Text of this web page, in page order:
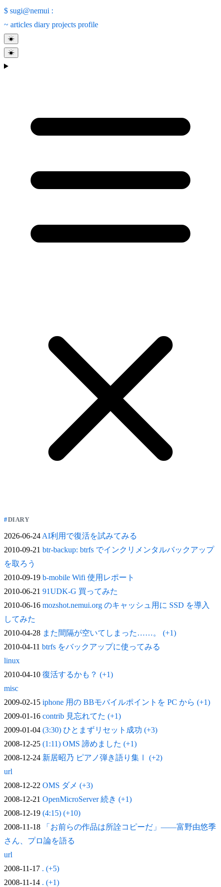
$ sugi@nemui :
~ articles diary projects profile
☀
☀
DIARY
2026-06-24AI利用で復活を試みてみる
2010-09-21 btr-backup: btrfs でインクリメンタルバックアップ
を取ろう
2010-09-19 b-mobile Wifi 使用レポート
2010-06-21 91UDK-G 買ってみた
2010-06-16 mozshot.nemui.org のキャッシュ用に SSD を導入
してみた
2010-04-28 また間隔が空いてしまった……。 (+1)
2010-04-11 btrfs をバックアップに使ってみる
linux
2010-04-10 復活するかも？ (+1)
misc
2009-02-15 iphone 用の BBモバイルポイントを PC から (+1)
2009-01-16 contrib 見忘れてた (+1)
2009-01-04 (3:30) ひとまずリセット成功 (+3)
2008-12-25 (1:11) OMS 諦めました (+1)
2008-12-24 新居昭乃 ピアノ弾き語り集Ⅰ (+2)
url
2008-12-22 OMS ダメ (+3)
2008-12-21 OpenMicroServer 続き (+1)
2008-12-19 (4:15) (+10)
2008-11-18
「お前らの作品は所詮コピーだ」——富野由悠季
さん、プロ論を語る
url
2008-11-17 . (+5)
2008-11-14 . (+1)